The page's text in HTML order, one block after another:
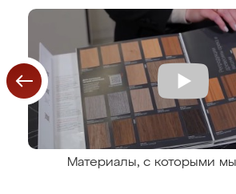
Материалы, с которыми